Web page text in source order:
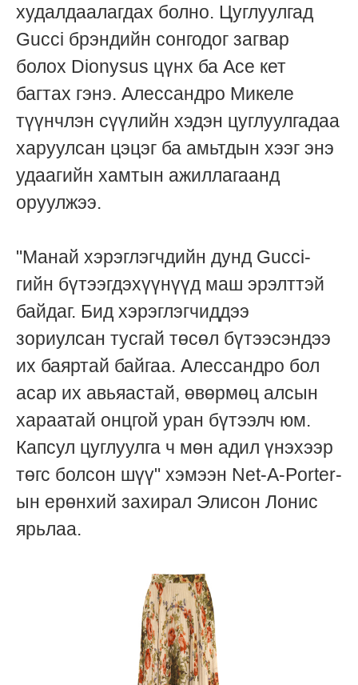
худалдаалагдах болно. Цуглуулгад
Gucci брэндийн сонгодог загвар
болох Dionysus цүнх ба Ace кет
багтах гэнэ. Алессандро Микеле
түүнчлэн сүүлийн хэдэн цуглуулгадаа
харуулсан цэцэг ба амьтдын хээг энэ
удаагийн хамтын ажиллагаанд
оруулжээ.
"Манай хэрэглэгчдийн дунд Gucci-
гийн бүтээгдэхүүнүүд маш эрэлттэй
байдаг. Бид хэрэглэгчиддээ
зориулсан тусгай төсөл бүтээсэндээ
их баяртай байгаа. Алессандро бол
асар их авьяастай, өвөрмөц алсын
хараатай онцгой уран бүтээлч юм.
Капсул цуглуулга ч мөн адил үнэхээр
төгс болсон шүү" хэмээн Net-A-Porter-
ын ерөнхий захирал Элисон Лонис
ярьлаа.